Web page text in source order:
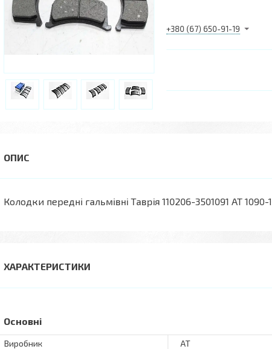
+380 (67) 650-91-19
Колодки передні гальмівні Таврія 110206-3501091 AT 1090-
ХАРАКТЕРИСТИКИ
Основні
Виробник
AT